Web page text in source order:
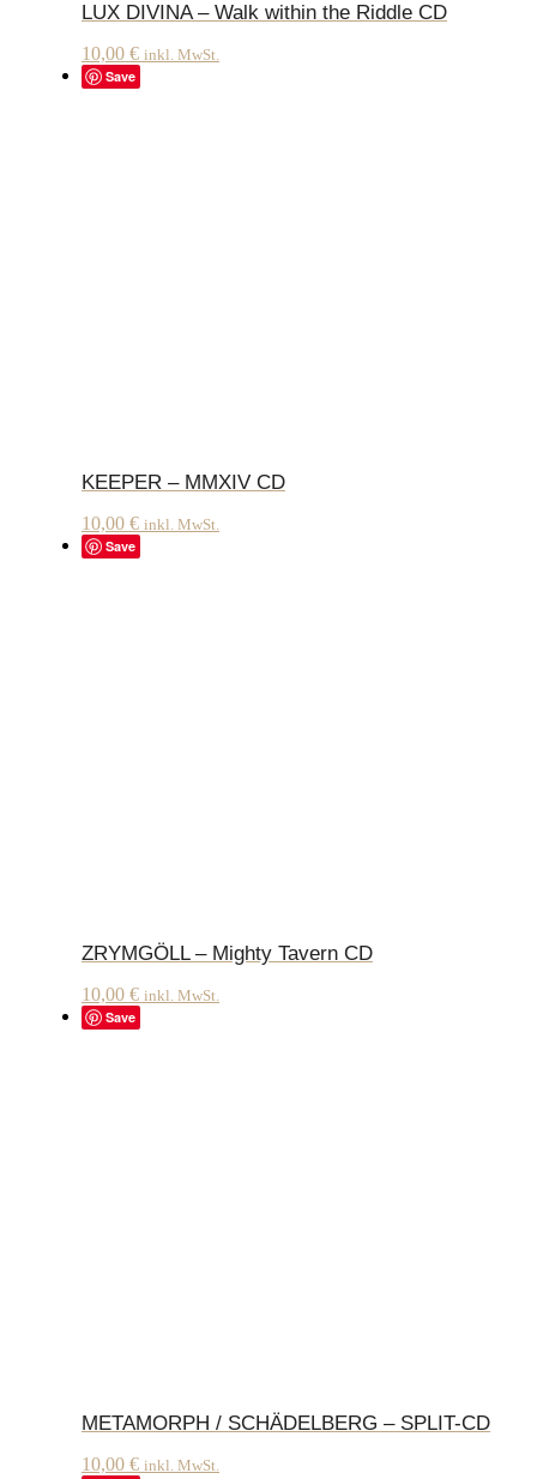
LUX DIVINA – Walk within the Riddle CD
10,00 € inkl. MwSt.
Save
KEEPER – MMXIV CD
10,00 € inkl. MwSt.
Save
ZRYMGÖLL – Mighty Tavern CD
10,00 € inkl. MwSt.
Save
METAMORPH / SCHÄDELBERG – SPLIT-CD
10,00 € inkl. MwSt.